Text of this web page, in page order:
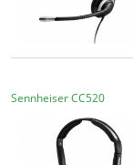
Sennheiser CC520